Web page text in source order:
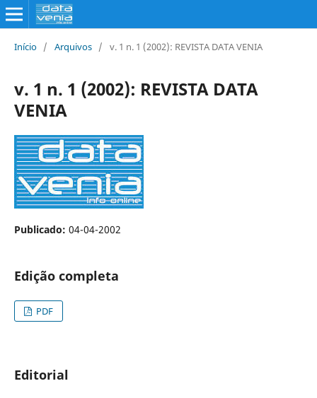
Início / Arquivos / v. 1 n. 1 (2002): REVISTA DATA VENIA
v. 1 n. 1 (2002): REVISTA DATA
VENIA
Publicado: 04-04-2002
Edição completa
PDF
Editorial